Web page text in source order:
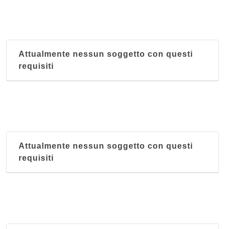
Attualmente nessun soggetto con questi
requisiti
Attualmente nessun soggetto con questi
requisiti